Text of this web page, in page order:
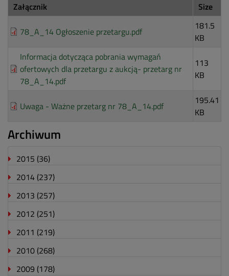
Załącznik Size
78_A_14 Ogłoszenie przetargu.pdf
181.5
KB
Informacja dotycząca pobrania wymagań
ofertowych dla przetargu z aukcją- przetarg nr
78_A_14.pdf
113
KB
Uwaga - Ważne przetarg nr 78_A_14.pdf
195.41
KB
Archiwum
2015 (36)
2014 (237)
2013 (257)
2012 (251)
2011 (219)
2010 (268)
2009 (178)